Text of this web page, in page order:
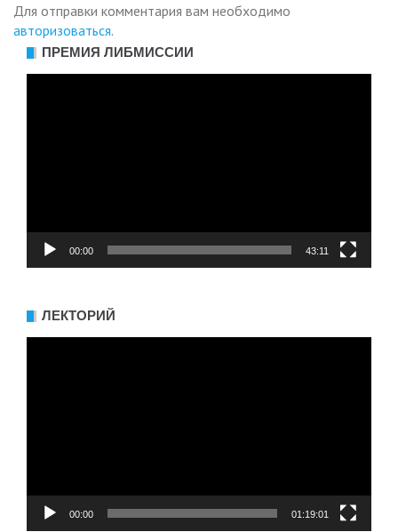
Для отправки комментария вам необходимо
авторизоваться.
ПРЕМИЯ ЛИБМИССИИ
00:00 43:11
ЛЕКТОРИЙ
00:00 01:19:01